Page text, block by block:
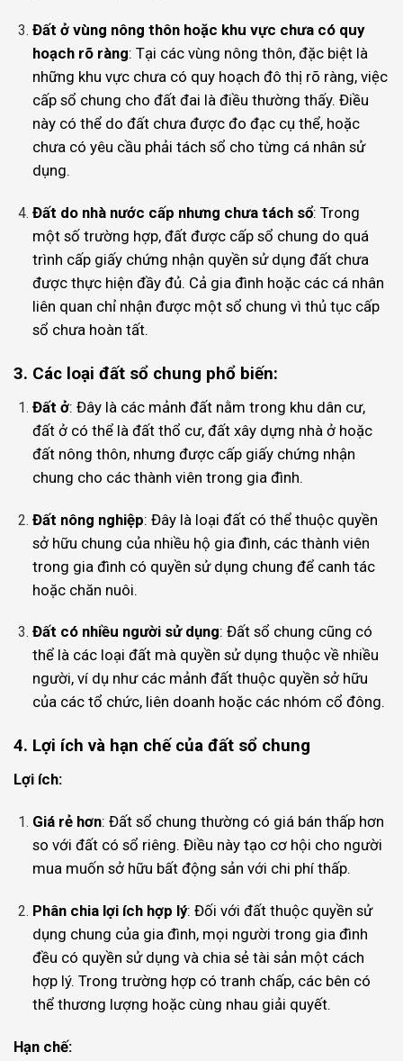
Đất ở vùng nông thôn hoặc khu vực chưa có quy
hoạch rõ ràng: Tại các vùng nông thôn, đặc biệt là
những khu vực chưa có quy hoạch đô thị rõ ràng, việc
cấp sổ chung cho đất đai là điều thường thấy. Điều
này có thể do đất chưa được đo đạc cụ thể, hoặc
chưa có yêu cầu phải tách sổ cho từng cá nhân sử
dụng.
Đất do nhà nước cấp nhưng chưa tách sổ: Trong
một số trường hợp, đất được cấp sổ chung do quá
trình cấp giấy chứng nhận quyền sử dụng đất chưa
được thực hiện đầy đủ. Cả gia đình hoặc các cá nhân
liên quan chỉ nhận được một sổ chung vì thủ tục cấp
sổ chưa hoàn tất.
3. Các loại đất sổ chung phổ biến:
Đất ở: Đây là các mảnh đất nằm trong khu dân cư,
đất ở có thể là đất thổ cư, đất xây dựng nhà ở hoặc
đất nông thôn, nhưng được cấp giấy chứng nhận
chung cho các thành viên trong gia đình.
Đất nông nghiệp: Đây là loại đất có thể thuộc quyền
sở hữu chung của nhiều hộ gia đình, các thành viên
trong gia đình có quyền sử dụng chung để canh tác
hoặc chăn nuôi.
Đất có nhiều người sử dụng: Đất sổ chung cũng có
thể là các loại đất mà quyền sử dụng thuộc về nhiều
người, ví dụ như các mảnh đất thuộc quyền sở hữu
của các tổ chức, liên doanh hoặc các nhóm cổ đông.
4. Lợi ích và hạn chế của đất sổ chung
Lợi ích:
Giá rẻ hơn: Đất sổ chung thường có giá bán thấp hơn
so với đất có sổ riêng. Điều này tạo cơ hội cho người
mua muốn sở hữu bất động sản với chi phí thấp.
Phân chia lợi ích hợp lý: Đối với đất thuộc quyền sử
dụng chung của gia đình, mọi người trong gia đình
đều có quyền sử dụng và chia sẻ tài sản một cách
hợp lý. Trong trường hợp có tranh chấp, các bên có
thể thương lượng hoặc cùng nhau giải quyết.
Hạn chế: